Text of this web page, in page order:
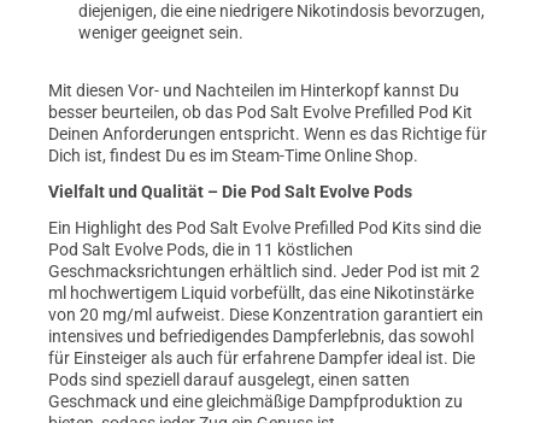
diejenigen, die eine niedrigere Nikotindosis bevorzugen,
weniger geeignet sein.
Mit diesen Vor- und Nachteilen im Hinterkopf kannst Du
besser beurteilen, ob das Pod Salt Evolve Prefilled Pod Kit
Deinen Anforderungen entspricht. Wenn es das Richtige für
Dich ist, findest Du es im Steam-Time Online Shop.
Vielfalt und Qualität – Die Pod Salt Evolve Pods
Ein Highlight des Pod Salt Evolve Prefilled Pod Kits sind die
Pod Salt Evolve Pods, die in 11 köstlichen
Geschmacksrichtungen erhältlich sind. Jeder Pod ist mit 2
ml hochwertigem Liquid vorbefüllt, das eine Nikotinstärke
von 20 mg/ml aufweist. Diese Konzentration garantiert ein
intensives und befriedigendes Dampferlebnis, das sowohl
für Einsteiger als auch für erfahrene Dampfer ideal ist. Die
Pods sind speziell darauf ausgelegt, einen satten
Geschmack und eine gleichmäßige Dampfproduktion zu